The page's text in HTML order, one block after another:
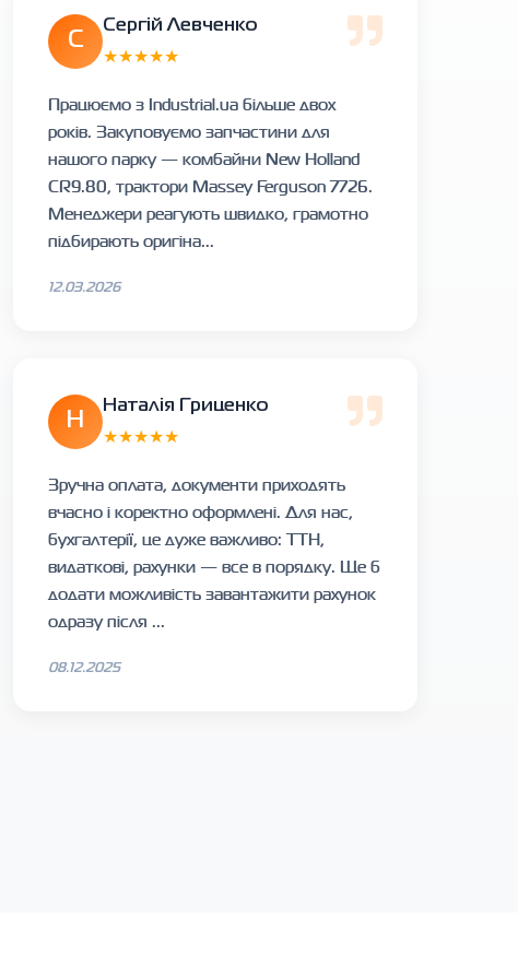
С
Сергій Левченко
★★★★★
Працюємо з Industrial.ua більше двох
років. Закуповуємо запчастини для
нашого парку — комбайни New Holland
CR9.80, трактори Massey Ferguson 7726.
Менеджери реагують швидко, грамотно
підбирають оригіна...
12.03.2026
Н
Наталія Гриценко
★★★★★
Зручна оплата, документи приходять
вчасно і коректно оформлені. Для нас,
бухгалтерії, це дуже важливо: ТТН,
видаткові, рахунки — все в порядку. Ще б
додати можливість завантажити рахунок
одразу після ...
08.12.2025